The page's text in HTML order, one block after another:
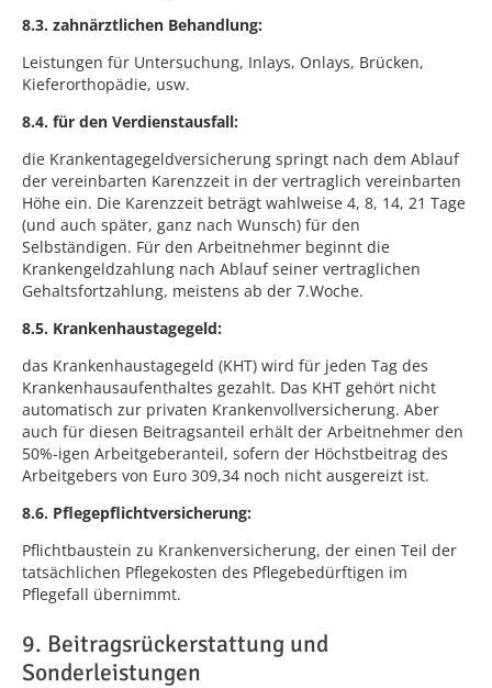
8.3. zahnärztlichen Behandlung:
Leistungen für Untersuchung, Inlays, Onlays, Brücken,
Kieferorthopädie, usw.
8.4. für den Verdienstausfall:
die Krankentagegeldversicherung springt nach dem Ablauf
der vereinbarten Karenzzeit in der vertraglich vereinbarten
Höhe ein. Die Karenzzeit beträgt wahlweise 4, 8, 14, 21 Tage
(und auch später, ganz nach Wunsch) für den
Selbständigen. Für den Arbeitnehmer beginnt die
Krankengeldzahlung nach Ablauf seiner vertraglichen
Gehaltsfortzahlung, meistens ab der 7.Woche.
8.5. Krankenhaustagegeld:
das Krankenhaustagegeld (KHT) wird für jeden Tag des
Krankenhausaufenthaltes gezahlt. Das KHT gehört nicht
automatisch zur privaten Krankenvollversicherung. Aber
auch für diesen Beitragsanteil erhält der Arbeitnehmer den
50%-igen Arbeitgeberanteil, sofern der Höchstbeitrag des
Arbeitgebers von Euro 309,34 noch nicht ausgereizt ist.
8.6. Pflegepflichtversicherung:
Pflichtbaustein zu Krankenversicherung, der einen Teil der
tatsächlichen Pflegekosten des Pflegebedürftigen im
Pflegefall übernimmt.
9. Beitragsrückerstattung und
Sonderleistungen